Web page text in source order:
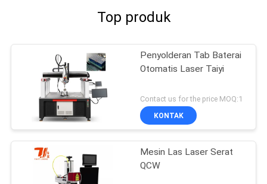
Top produk
Penyolderan Tab Baterai
Otomatis Laser Taiyi
Contact us for the price MOQ:1
KONTAK
Mesin Las Laser Serat
QCW